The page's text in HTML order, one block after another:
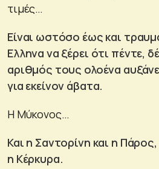
τιμές…
Είναι ωστόσο έως και
Ελληνα να ξέρει ότι πέντε,
αριθμός τους ολοένα
για εκείνον άβατα.
Η Μύκονος…
Και η Σαντορίνη και η
η Κέρκυρα.